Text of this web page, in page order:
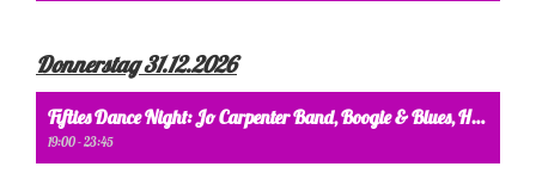
Donnerstag 31.12.2026
Fifties Dance Night: Jo Carpenter Band, Boogie & Blues, Huttwil
19:00 - 23:45